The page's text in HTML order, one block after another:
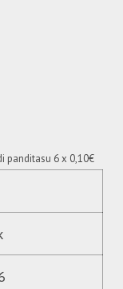
panditasu 6 x 0,10€